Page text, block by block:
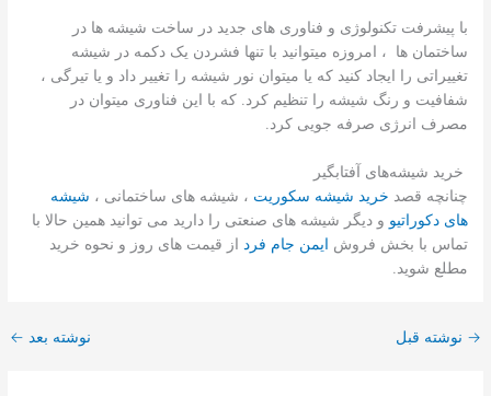
با پیشرفت تکنولوژی و فناوری های جدید در ساخت شیشه ها در
ساختمان ها ، امروزه میتوانید با تنها فشردن یک دکمه در شیشه
تغییراتی را ایجاد کنید که یا میتوان نور شیشه را تغییر داد و یا تیرگی ،
شفافیت و رنگ شیشه را تنظیم کرد. که با این فناوری میتوان در
مصرف انرژی صرفه جویی کرد.
خرید شیشه‌های آفتابگیر
چنانچه قصد خرید شیشه سکوریت ، شیشه های ساختمانی ، شیشه
های دکوراتیو و دیگر شیشه های صنعتی را دارید می توانید همین حالا با
تماس با بخش فروش ایمن جام فرد از قیمت های روز و نحوه خرید
مطلع شوید.
→ نوشته قبل نوشته بعد ←